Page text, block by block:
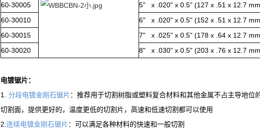
60-30005
5" x .020" x 0.5" (127 x .51 x 12.7
60-30010
6" x .020" x 0.5" (152 x .51 x 12.7
60-30015
7" x .025" x 0.5" (178 x .64 x 12.7
60-30020
8" x .030" x 0.5" (203 x .76 x 12.7
电镀锯片：
1. 分段电镀金刚石锯片：推荐用于切割树脂或塑料复合材料和其他金属不占主导地位
切割面，提供更好的，温度更低的切割片，高速和低速切割都可以使用
2. 连续电镀金刚石锯片：可以满足各种材料的快速和一般切割